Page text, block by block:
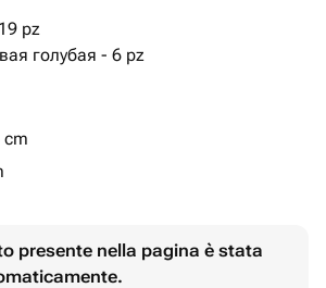
pz
голубая - 6 pz
cm
presente nella pagina è stata